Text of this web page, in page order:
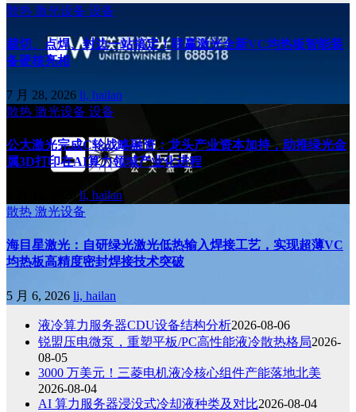
散热 激光设备 设备
裁切、点焊、封边一站搞定！联赢激光全新VC均热板智能装
备硬核亮相
7 月 28, 2026 li, hailan
散热 激光设备 设备
公大激光完成C轮战略融资：龙头产业资本加持，助推绿光金
属3D打印在AI算力领域产业化进程
5 月 12, 2026li, hailan
散热 激光设备
海目星激光：自研绿光激光低热输入焊接工艺，实现超薄VC
均热板高精度密封焊接技术突破
5 月 6, 2026 li, hailan
液冷算力服务器CDU设备结构分析2026-08-06
锐盟压电微泵，重塑平板/PC高性能液冷散热格局2026-
08-05
3000 万美元！三菱电机液冷核心组件产能落地北美
2026-08-04
AI 算力服务器浸没式冷却液种类及对比2026-08-04